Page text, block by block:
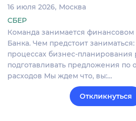
16 июля 2026 Москва
СБЕР
Команда занимается финансовом
Банка. Чем предстоит заниматься:
процессах бизнес-планирования
подготавливать предложения по
расходов Мы ждем что, вы:…
Откликнуться